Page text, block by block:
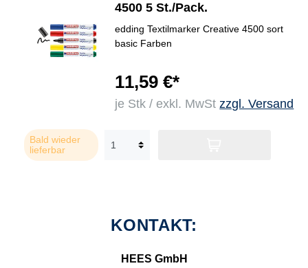
4500 5 St./Pack.
edding Textilmarker Creative 4500 sort
basic Farben
11,59 €*
je Stk / exkl. MwStzzgl. Versand
Bald wieder
lieferbar
KONTAKT:
HEES GmbH